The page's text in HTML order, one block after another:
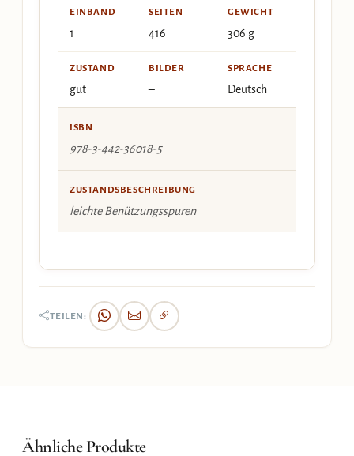
EINBAND
1
SEITEN
416
GEWICHT
306 g
ZUSTAND
gut
BILDER
–
SPRACHE
Deutsch
ISBN
978-3-442-36018-5
ZUSTANDSBESCHREIBUNG
leichte Benützungsspuren
TEILEN:
Ähnliche Produkte